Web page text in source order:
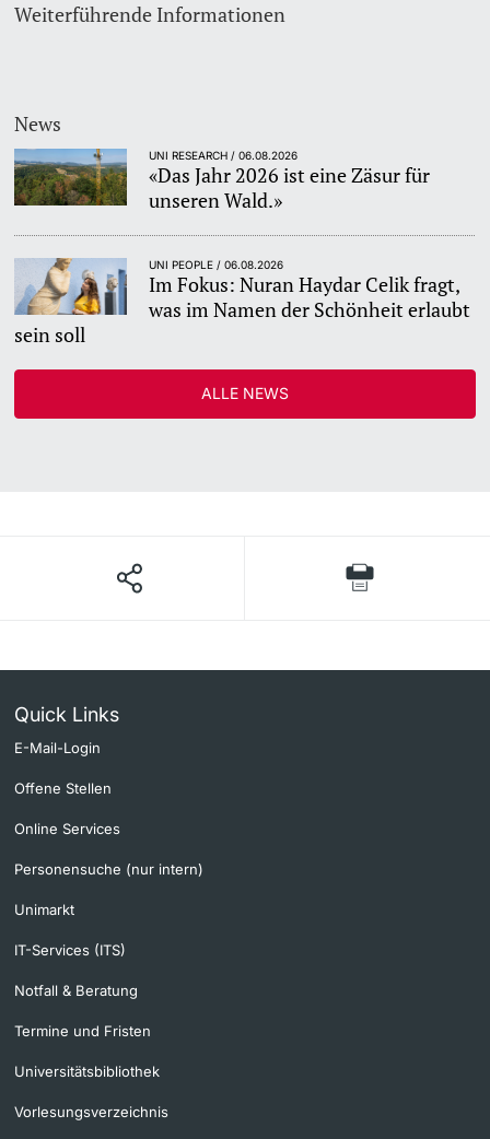
Weiterführende Informationen
News
UNI RESEARCH / 06.08.2026
«Das Jahr 2026 ist eine Zäsur für
unseren Wald.»
UNI PEOPLE / 06.08.2026
Im Fokus: Nuran Haydar Celik fragt,
was im Namen der Schönheit erlaubt
sein soll
ALLE NEWS
Quick Links
E-Mail-Login
Offene Stellen
Online Services
Personensuche (nur intern)
Unimarkt
IT-Services (ITS)
Notfall & Beratung
Termine und Fristen
Universitätsbibliothek
Vorlesungsverzeichnis